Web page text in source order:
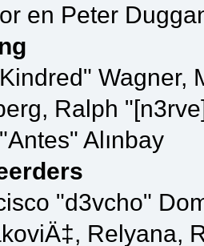
en Peter
Wagner,
Ralph
Alınbay
"d3vcho"
Relyana,